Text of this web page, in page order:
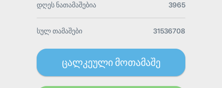
დღეს ნათამაშებია 3965
სულ თამაშები 31536708
ცალკეული მოთამაშე